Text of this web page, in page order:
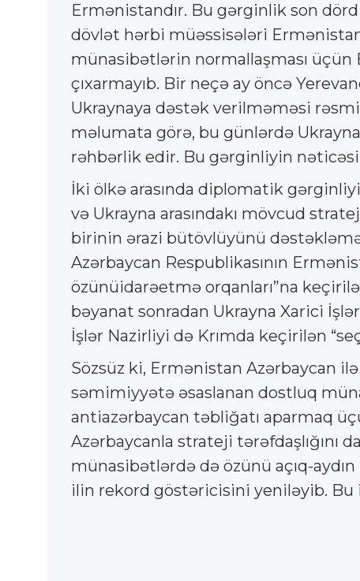
Ermənistandır. Bu gərginlik son
dövlət hərbi müəssisələri
münasibətlərin normallaşması
çıxarmayıb. Bir neçə ay öncə
Ukraynaya dəstək verilməməsi
məlumata görə, bu günlərdə
rəhbərlik edir. Bu gərginliyin
İki ölkə arasında diplomatik
və Ukrayna arasındakı mövcud
birinin ərazi bütövlüyünü
Azərbaycan Respublikasının
özünüidarəetmə orqanları”na
bəyanat sonradan Ukrayna Xarici
İşlər Nazirliyi də Krımda keçirilən
Sözsüz ki, Ermənistan Azərbaycan ilə
səmimiyyətə əsaslanan dostluq
antiazərbaycan təbliğatı aparmaq
Azərbaycanla strateji tərəfdaşlığını
münasibətlərdə də özünü açıq-
ilin rekord göstəricisini yeniləyib. Bu